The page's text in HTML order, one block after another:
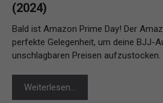
(2024)
Bald ist Amazon Prime Day! Der
perfekte Gelegenheit, um deine BJJ-
unschlagbaren Preisen aufzustocken.
Weiterlesen…